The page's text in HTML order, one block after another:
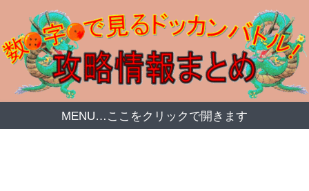
MENU…ここをクリックで開きます